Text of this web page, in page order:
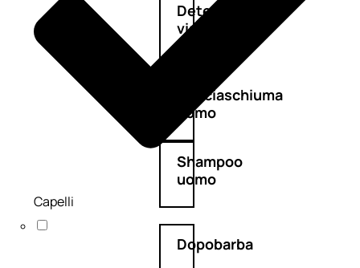
Detergente
viso
uomo
Docciaschiuma
uomo
Shampoo
uomo
Dopobarba
Capelli